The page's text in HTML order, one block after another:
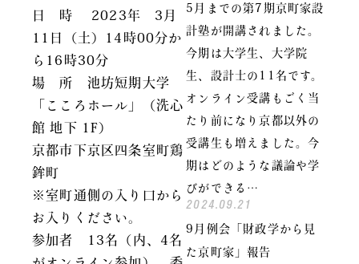
日 時 2023年 3月
11日（土）14時00分か
ら16時30分
場 所 池坊短期大学
「こころホール」（洗心
館 地下 1F）
京都市下京区四条室町鶏
鉾町
※室町通側の入り口から
お入りください。
参加者 13名（内、4名
5月までの第7期京町家設
計塾が開講されました。
今期は大学生、大学院
生、設計士の11名です。
オンライン受講もごく当
たり前になり京都以外の
受講生も増えました。今
期はどのような議論や学
びができる…
2024.09.21
9月例会「財政学から見
た京町家」報告